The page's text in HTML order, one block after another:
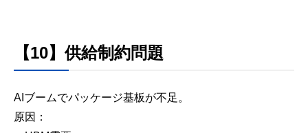
【10】供給制約問題
AIブームでパッケージ基板が不足。
原因：